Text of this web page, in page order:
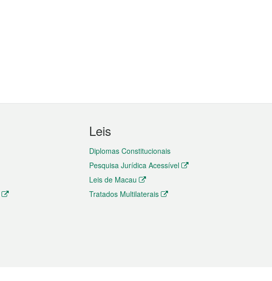
Leis
Diplomas Constitucionais
Pesquisa Jurídica Acessível
Leis de Macau
Tratados Multilaterais